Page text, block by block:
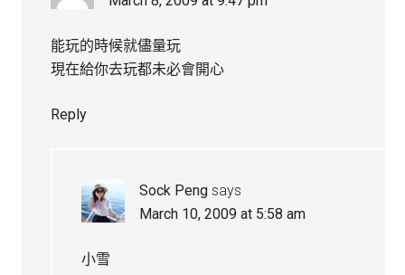
能玩的時候就儘量玩
現在給你去玩都未必會開心
Reply
Sock Peng says
March 10, 2009 at 5:58 am
小雪